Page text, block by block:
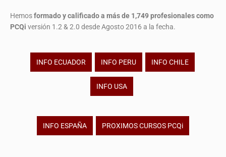
Hemosformado y calificado a más de 1,749 profesionalescomo
PCQi versión 1.2 & 2.0 desde Agosto 2016 a la fecha.
INFO ECUADOR INFO PERU INFO CHILE
INFO USA
INFO ESPAÑA PROXIMOS CURSOS PCQi